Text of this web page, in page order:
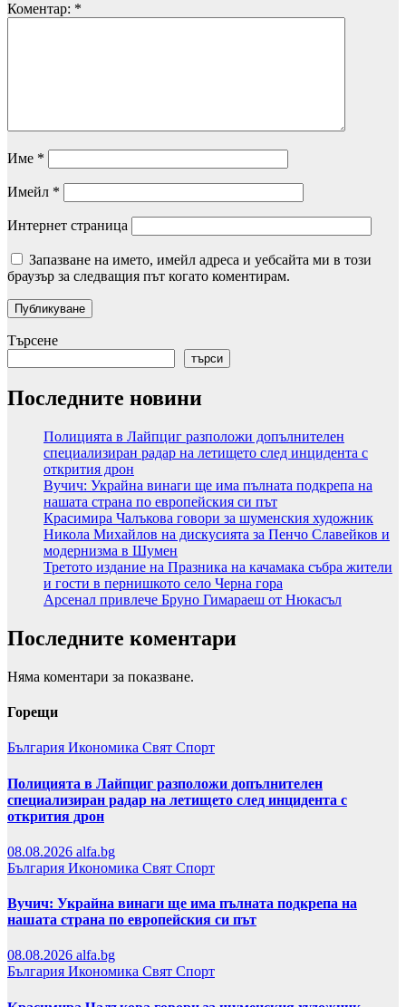
Коментар: *
Име *
Имейл *
Интернет страница
Запазване на името, имейл адреса и уебсайта ми в този
браузър за следващия път когато коментирам.
Търсене
търси
Последните новини
Полицията в Лайпциг разположи допълнителен
специализиран радар на летището след инцидента с
открития дрон
Вучич: Украйна винаги ще има пълната подкрепа на
нашата страна по европейския си път
Красимира Чалъкова говори за шуменския художник
Никола Михайлов на дискусията за Пенчо Славейков и
модернизма в Шумен
Третото издание на Празника на качамака събра жители
и гости в пернишкото село Черна гора
Арсенал привлече Бруно Гимараеш от Нюкасъл
Последните коментари
Няма коментари за показване.
Горещи
България Икономика Свят Спорт
Полицията в Лайпциг разположи допълнителен
специализиран радар на летището след инцидента с
открития дрон
08.08.2026 alfa.bg
България Икономика Свят Спорт
Вучич: Украйна винаги ще има пълната подкрепа на
нашата страна по европейския си път
08.08.2026 alfa.bg
България Икономика Свят Спорт